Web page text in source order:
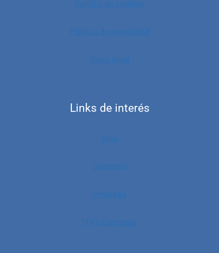
Links de interés